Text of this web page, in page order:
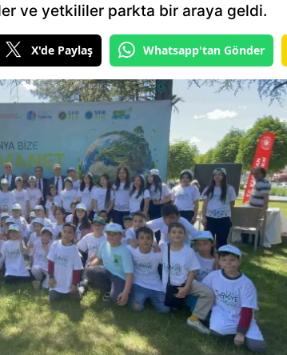
ve yetkililer parkta bir araya geldi.
X'de Paylaş Whatsapp'tan Gönder